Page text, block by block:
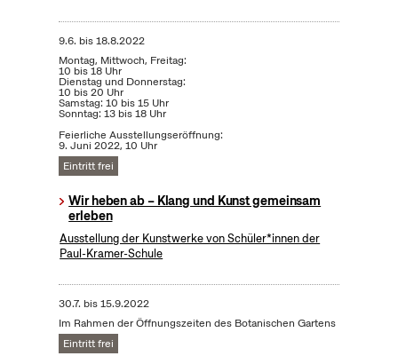
9.6. bis18.8.2022
Montag, Mittwoch, Freitag:
10 bis 18 Uhr
Dienstag und Donnerstag:
10 bis 20 Uhr
Samstag: 10 bis 15 Uhr
Sonntag: 13 bis 18 Uhr
Feierliche Ausstellungseröffnung:
9. Juni 2022, 10 Uhr
Eintritt frei
Wir heben ab – Klang und Kunst gemeinsam
erleben
Ausstellung der Kunstwerke von Schüler*innen der
Paul-Kramer-Schule
30.7. bis15.9.2022
Im Rahmen der Öffnungszeiten des Botanischen Gartens
Eintritt frei